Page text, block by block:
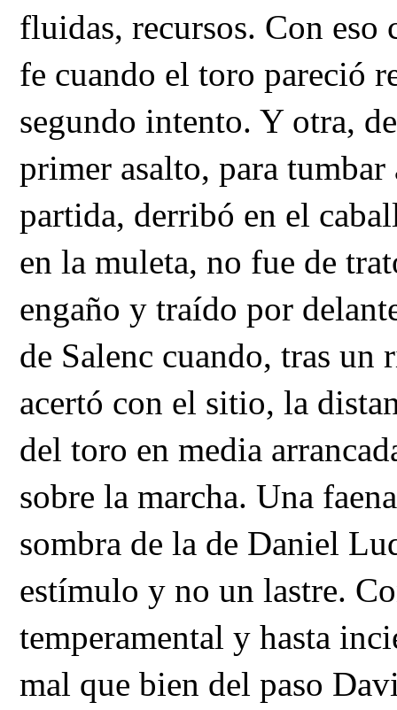
fluidas, recursos. Con eso
fe cuando el toro pareció
segundo intento. Y otra,
primer asalto, para
partida, derribó en el
en la muleta, no fue de
engaño y traído por
de Salenc cuando, tras un
acertó con el sitio, la
del toro en media
sobre la marcha. Una
sombra de la de Daniel
estímulo y no un lastre.
temperamental y hasta
mal que bien del paso